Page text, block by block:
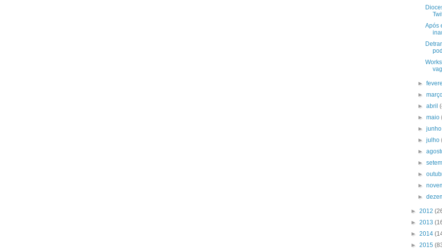
Após
►
►
►abril
►maio
►
►julho
►
►
►
►
►
► 2012
► 2013
► 2014
► 2015